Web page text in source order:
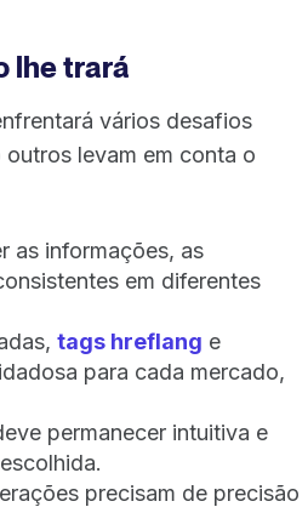
lhe trará
vários desafios
levam em conta o
as informações, as
em diferentes
tags hreflang e
para cada mercado,
permanecer intuitiva e
precisam de precisão